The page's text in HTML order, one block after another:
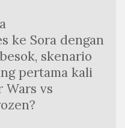
ke Sora dengan
skenario
pertama kali
Wars vs